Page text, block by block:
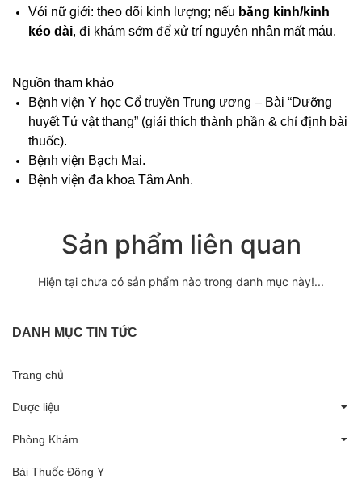
Với nữ giới: theo dõi kinh lượng; nếu băng kinh/kinh
kéo dài, đi khám sớm để xử trí nguyên nhân mất máu.
Nguồn tham khảo
Bệnh viện Y học Cổ truyền Trung ương – Bài “Dưỡng
huyết Tứ vật thang” (giải thích thành phần & chỉ định bài
thuốc).
Bệnh viện Bạch Mai.
Bệnh viện đa khoa Tâm Anh.
Sản phẩm liên quan
Hiện tại chưa có sản phẩm nào trong danh mục này!...
DANH MỤC TIN TỨC
Trang chủ
Dược liệu
Phòng Khám
Bài Thuốc Đông Y